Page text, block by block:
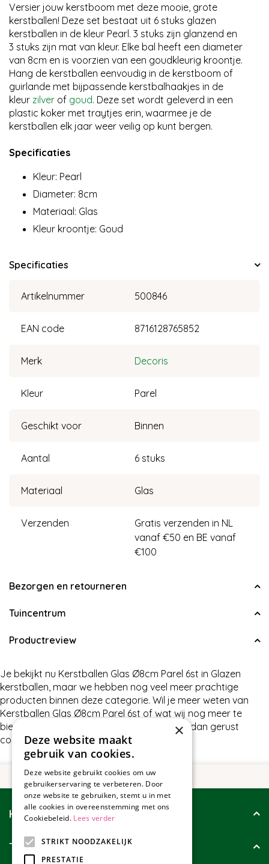
Versier jouw kerstboom met deze mooie, grote
kerstballen! Deze set bestaat uit 6 stuks glazen
kerstballen in de kleur Pearl. 3 stuks zijn glanzend en
3 stuks zijn mat van kleur. Elke bal heeft een diameter
van 8cm en is voorzien van een goudkleurig kroontje.
Hang de kerstballen eenvoudig in de kerstboom of
guirlande met bijpassende kerstbalhaakjes in de
kleur zilver of goud. Deze set wordt geleverd in een
plastic koker met traytjes erin, waarmee je de
kerstballen elk jaar weer veilig op kunt bergen.
Specificaties
Kleur: Pearl
Diameter: 8cm
Materiaal: Glas
Kleur kroontje: Goud
Specificaties
Artikelnummer 500846
EAN code 8716128765852
Merk Decoris
Kleur Parel
Geschikt voor Binnen
Aantal 6 stuks
Materiaal Glas
Verzenden
Gratis verzenden in NL
vanaf €50 en BE vanaf
€100
Bezorgen en retourneren
Tuincentrum
Productreview
Je bekijkt nu Kerstballen Glas Ø8cm Parel 6st in Glazen
kerstballen, maar we hebben nog veel meer prachtige
producten binnen deze categorie. Wil je meer weten van
Kerstballen Glas Ø8cm Parel 6st of wat wij nog meer te
bieden hebben in Glazen kerstballen, neem dan gerust
contact met ons op.
Klantenservice
Tuincollectie
×
Deze website maakt
gebruik van cookies.
Deze website gebruikt cookies om uw
gebruikerservaring te verbeteren. Door
onze website te gebruiken, stemt u in met
alle cookies in overeenstemming met ons
Cookiebeleid. Lees verder
STRIKT NOODZAKELIJK
PRESTATIE